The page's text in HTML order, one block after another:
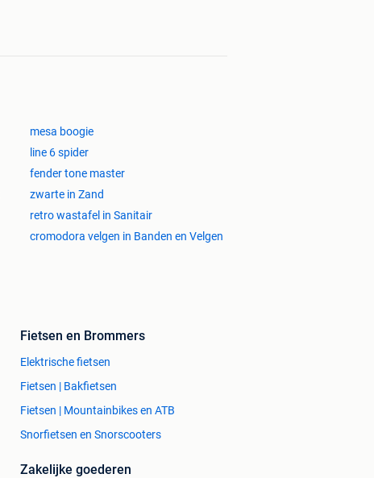
mesa boogie
line 6 spider
fender tone master
zwarte in Zand
retro wastafel in Sanitair
cromodora velgen in Banden en Velgen
Fietsen en Brommers
Elektrische fietsen
Fietsen | Bakfietsen
Fietsen | Mountainbikes en ATB
Snorfietsen en Snorscooters
Zakelijke goederen